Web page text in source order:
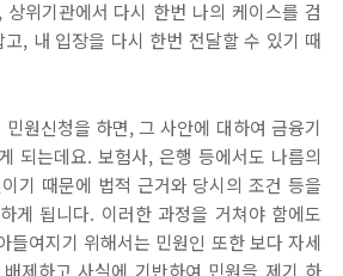
위기관에서 다시 한번 나의 케이스를 검
, 내 입장을 다시 한번 전달할 수 있기 때
원신청을 하면, 그 사안에 대하여 금융기
되는데요. 보험사, 은행 등에서도 나름의
기 때문에 법적 근거와 당시의 조건 등을
게 됩니다. 이러한 과정을 거쳐야 함에도
들여지기 위해서는 민원인 또한 보다 자세
제하고 사실에 기반하여 민원을 제기 하